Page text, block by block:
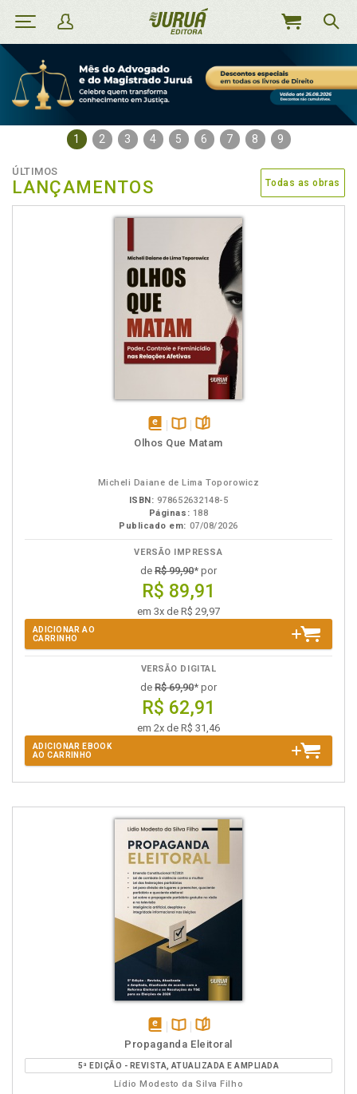
MEU
1 2 3 4 5 6 7 8 9
ÚLTIMOS
LANÇAMENTOS Todas as obras
disponívelDisponível
páginas
Olhos Que Matam
Micheli Daiane de Lima Toporowicz
ISBN: 978652632148-5
Páginas: 188
Publicado em: 07/08/2026
VERSÃO IMPRESSA
de R$ 99,90* por
R$ 89,91
em 3x de R$ 29,97
ADICIONAR AO
CARRINHO
VERSÃO DIGITAL
de R$ 69,90* por
R$ 62,91
em 2x de R$ 31,46
ADICIONAR EBOOK
AO CARRINHO
disponível
em
eBook
Disponível
na
B.V.
páginas
Propaganda Eleitoral
5ª EDIÇÃO - REVISTA, ATUALIZADA E AMPLIADA
Lídio Modesto da Silva Filho